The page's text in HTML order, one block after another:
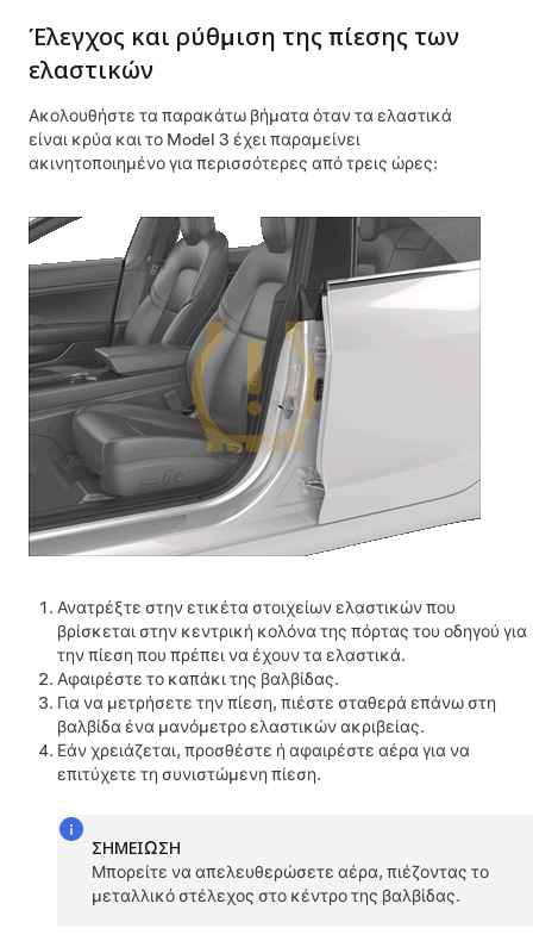
Έλεγχος και ρύθμιση της πίεσης των
ελαστικών
Ακολουθήστε τα παρακάτω βήματα όταν τα ελαστικά
είναι κρύα και το Model 3 έχει παραμείνει
ακινητοποιημένο για περισσότερες από τρεις ώρες:
Ανατρέξτε στην ετικέτα στοιχείων ελαστικών που
βρίσκεται στην κεντρική κολόνα της πόρτας του οδηγού για
την πίεση που πρέπει να έχουν τα ελαστικά.
Αφαιρέστε το καπάκι της βαλβίδας.
Για να μετρήσετε την πίεση, πιέστε σταθερά επάνω στη
βαλβίδα ένα μανόμετρο ελαστικών ακριβείας.
Εάν χρειάζεται, προσθέστε ή αφαιρέστε αέρα για να
επιτύχετε τη συνιστώμενη πίεση.
ΣΗΜΕΊΩΣΗ
Μπορείτε να απελευθερώσετε αέρα, πιέζοντας το
μεταλλικό στέλεχος στο κέντρο της βαλβίδας.